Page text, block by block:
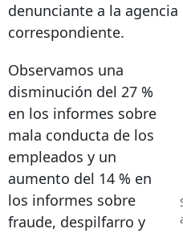
denunciante a la agencia
correspondiente.
Observamos una
disminución del 27 %
en los informes sobre
mala conducta de los
empleados y un
aumento del 14 % en
los informes sobre
fraude, despilfarro y